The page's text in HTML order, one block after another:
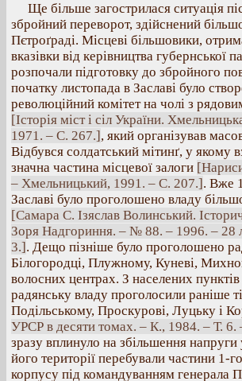
Ще більше загострилася ситуація
збройний переворот, здійснений
Пєтроґраді. Місцеві більшовики,
вказівки від керівництва губернської
розпочали підготовку до збройного
початку листопада в Заславі було
революційний комітет на чолі з
[Історія міст і сіл України.
1971. – С. 267.], який організував
Відбувся солдатський мітинґ, у якому
значна частина місцевої залоги
– Хмельницький, 1991. – С. 207.]. Вже
Заславі було проголошено владу
[Самара С. Ізяслав Волинський.
Зоря Надгориння. – № 88. – 1996. – 28
3.]. Дещо пізніше було проголошено
Білогородці, Плужному, Куневі,
волосних центрах. З населених
радянську владу проголосили раніше
Подільському, Проскурові, Луцьку і
УРСР в десяти томах. – К., 1984. – Т.
зразу вплинуло на збільшення
його території перебували частини 1-
корпусу під командуванням генерала